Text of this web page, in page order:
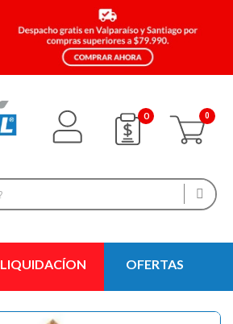
0
LIQUIDACÍON OFERTAS